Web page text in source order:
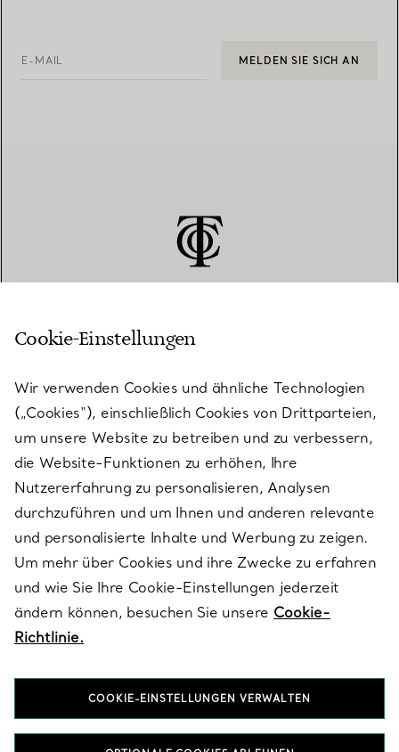
E-MAIL MELDEN SIE SICH AN
KUNDENSERVICE
SERVICES
ÜBER TIFFANY & CO.
RECHTLICHE HINWEISE
FOLGEN SIE UNS
Cookie-Einstellungen
Wir verwenden Cookies und ähnliche Technologien
(„Cookies“), einschließlich Cookies von Drittparteien,
um unsere Website zu betreiben und zu verbessern,
die Website-Funktionen zu erhöhen, Ihre
Nutzererfahrung zu personalisieren, Analysen
durchzuführen und um Ihnen und anderen relevante
und personalisierte Inhalte und Werbung zu zeigen.
Um mehr über Cookies und ihre Zwecke zu erfahren
und wie Sie Ihre Cookie-Einstellungen jederzeit
ändern können, besuchen Sie unsere Cookie-
Richtlinie.
COOKIE-EINSTELLUNGEN VERWALTEN